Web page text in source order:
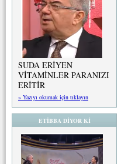
SUDA ERİYEN
VİTAMİNLER PARANIZI
ERİTİR
» Yazıyı okumak için tıklayın
ETİBBA DİYOR Kİ